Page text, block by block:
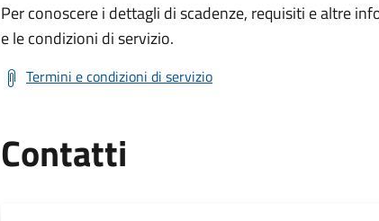
Per conoscere i dettagli di scadenze, requisiti e altre
e le condizioni di servizio.
Termini e condizioni di servizio
Contatti